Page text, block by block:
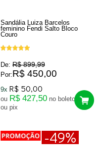
Sandália Luiza Barcelos
feminino Fendi Salto Bloco
Couro
De: R$ 899,99
Por:R$ 450,00
9x R$ 50,00
ou R$ 427,50 no boleto
ou pix
-49%